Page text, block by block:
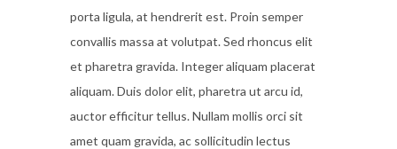
porta ligula, at hendrerit est. Proin semper
convallis massa at volutpat. Sed rhoncus elit
et pharetra gravida. Integer aliquam placerat
aliquam. Duis dolor elit, pharetra ut arcu id,
auctor efficitur tellus. Nullam mollis orci sit
amet quam gravida, ac sollicitudin lectus